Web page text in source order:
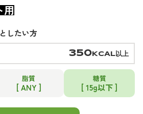
用
したい方
350 KCAL以上
脂質
[ ANY ]
糖質
[ 15g以下 ]